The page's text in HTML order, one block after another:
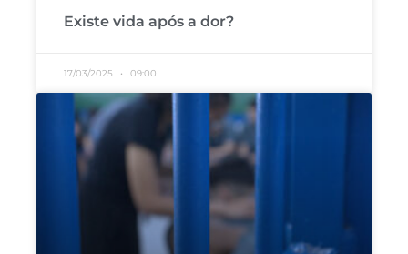
Existe vida após a dor?
17/03/2025 09:00